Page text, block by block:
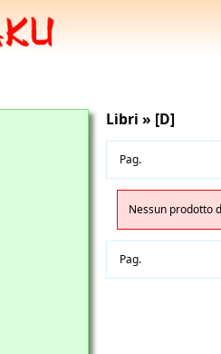
Libri » [D]
Pag.
Nessun prodotto
Pag.